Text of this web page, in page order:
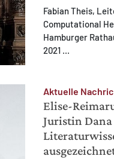
Fabian Theis,
Computational
Hamburger
2021 ...
Aktuelle
Elise-
Juristin